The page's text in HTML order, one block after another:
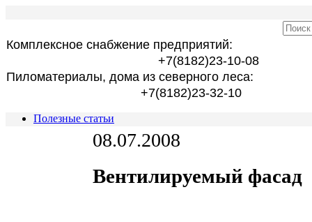
Комплексное снабжение предприятий:
+7(8182)23-10-08
Пиломатериалы, дома из северного леса:
+7(8182)23-32-10
Полезные статьи
08.07.2008
Вентилируемый фасад